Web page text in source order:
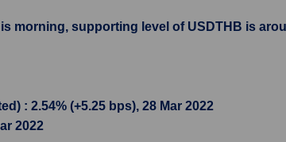
morning, supporting level of USDTHB is
: 2.54% (+5.25 bps), 28 Mar 2022
2022